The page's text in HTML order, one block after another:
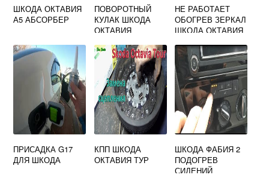
ШКОДА ОКТАВИЯ
А5 АБСОРБЕР
ПОВОРОТНЫЙ
КУЛАК ШКОДА
ОКТАВИЯ
НЕ РАБОТАЕТ
ОБОГРЕВ ЗЕРКАЛ
ШКОДА ОКТАВИЯ
ПРИСАДКА G17
ДЛЯ ШКОДА
КПП ШКОДА
ОКТАВИЯ ТУР
ШКОДА ФАБИЯ 2
ПОДОГРЕВ
СИДЕНИЙ